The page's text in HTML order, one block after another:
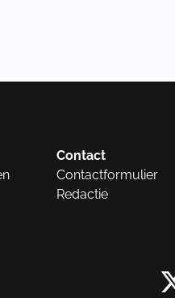
Contact
Contactformulier
Redactie